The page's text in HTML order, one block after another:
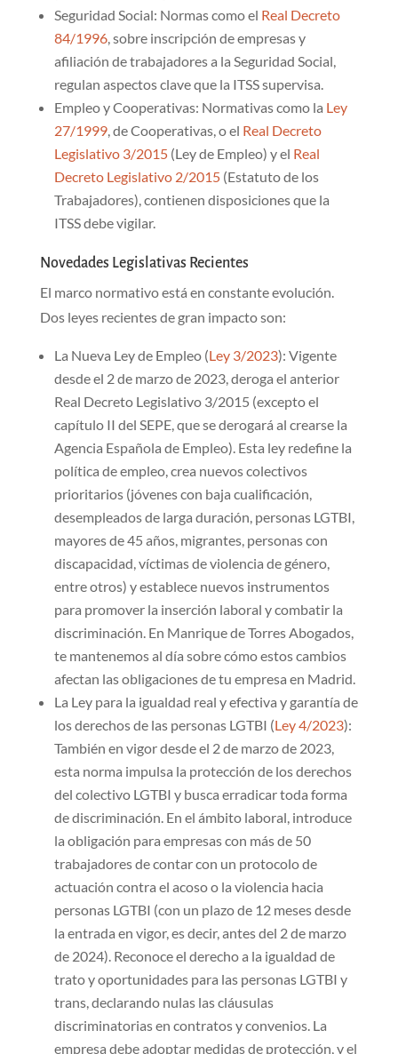
Seguridad Social: Normas como el Real Decreto
84/1996, sobre inscripción de empresas y
afiliación de trabajadores a la Seguridad Social,
regulan aspectos clave que la ITSS supervisa.
Empleo y Cooperativas: Normativas como la Ley
27/1999, de Cooperativas, o el Real Decreto
Legislativo 3/2015(Ley de Empleo) y el Real
Decreto Legislativo 2/2015(Estatuto de los
Trabajadores), contienen disposiciones que la
ITSS debe vigilar.
Novedades Legislativas Recientes
El marco normativo está en constante evolución.
Dos leyes recientes de gran impacto son:
La Nueva Ley de Empleo (Ley 3/2023): Vigente
desde el 2 de marzo de 2023, deroga el anterior
Real Decreto Legislativo 3/2015 (excepto el
capítulo II del SEPE, que se derogará al crearse la
Agencia Española de Empleo). Esta ley redefine la
política de empleo, crea nuevos colectivos
prioritarios (jóvenes con baja cualificación,
desempleados de larga duración, personas LGTBI,
mayores de 45 años, migrantes, personas con
discapacidad, víctimas de violencia de género,
entre otros) y establece nuevos instrumentos
para promover la inserción laboral y combatir la
discriminación. En Manrique de Torres Abogados,
te mantenemos al día sobre cómo estos cambios
afectan las obligaciones de tu empresa en Madrid.
La Ley para la igualdad real y efectiva y garantía de
los derechos de las personas LGTBI (Ley 4/2023):
También en vigor desde el 2 de marzo de 2023,
esta norma impulsa la protección de los derechos
del colectivo LGTBI y busca erradicar toda forma
de discriminación. En el ámbito laboral, introduce
la obligación para empresas con más de 50
trabajadores de contar con un protocolo de
actuación contra el acoso o la violencia hacia
personas LGTBI (con un plazo de 12 meses desde
la entrada en vigor, es decir, antes del 2 de marzo
de 2024). Reconoce el derecho a la igualdad de
trato y oportunidades para las personas LGTBI y
trans, declarando nulas las cláusulas
discriminatorias en contratos y convenios. La
empresa debe adoptar medidas de protección, y el